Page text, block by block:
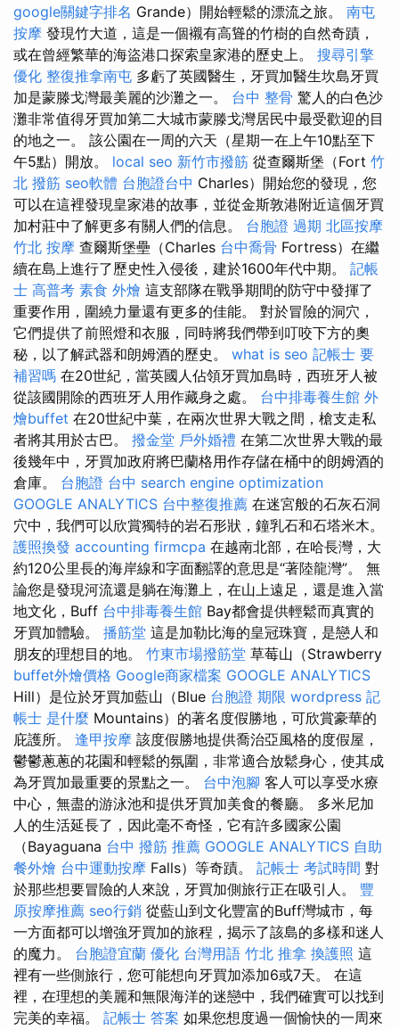
google關鍵字排名 Grande）開始輕鬆的漂流之旅。 南屯
按摩 發現竹大道，這是一個襯有高聳的竹樹的自然奇蹟，
或在曾經繁華的海盜港口探索皇家港的歷史上。 搜尋引擎
優化 整復推拿南屯 多虧了英國醫生，牙買加醫生坎島牙買
加是蒙滕戈灣最美麗的沙灘之一。 台中 整骨 驚人的白色沙
灘非常值得牙買加第二大城市蒙滕戈灣居民中最受歡迎的目
的地之一。 該公園在一周的六天（星期一在上午10點至下
午5點）開放。 local seo 新竹市撥筋 從查爾斯堡（Fort 竹
北 撥筋 seo軟體 台胞證台中 Charles）開始您的發現，您
可以在這裡發現皇家港的故事，並從金斯敦港附近這個牙買
加村莊中了解更多有關人們的信息。 台胞證 過期 北區按摩
竹北 按摩 查爾斯堡壘（Charles 台中喬骨 Fortress）在繼
續在島上進行了歷史性入侵後，建於1600年代中期。 記帳
士 高普考 素食 外燴 這支部隊在戰爭期間的防守中發揮了
重要作用，圍繞力量還有更多的佳能。 對於冒險的洞穴，
它們提供了前照燈和衣服，同時將我們帶到叮咬下方的奧
秘，以了解武器和朗姆酒的歷史。 what is seo 記帳士 要
補習嗎 在20世紀，當英國人佔領牙買加島時，西班牙人被
從該國開除的西班牙人用作藏身之處。 台中排毒養生館 外
燴buffet 在20世紀中葉，在兩次世界大戰之間，槍支走私
者將其用於古巴。 撥金堂 戶外婚禮 在第二次世界大戰的最
後幾年中，牙買加政府將巴蘭格用作存儲在桶中的朗姆酒的
倉庫。 台胞證 台中 search engine optimization
GOOGLE ANALYTICS 台中整復推薦 在迷宮般的石灰石洞
穴中，我們可以欣賞獨特的岩石形狀，鐘乳石和石塔米木。
護照換發 accounting firmcpa 在越南北部，在哈長灣，大
約120公里長的海岸線和字面翻譯的意思是“著陸龍灣”。 無
論您是發現河流還是躺在海灘上，在山上遠足，還是進入當
地文化，Buff 台中排毒養生館 Bay都會提供輕鬆而真實的
牙買加體驗。 播筋堂 這是加勒比海的皇冠珠寶，是戀人和
朋友的理想目的地。 竹東市場撥筋堂 草莓山（Strawberry
buffet外燴價格 Google商家檔案 GOOGLE ANALYTICS
Hill）是位於牙買加藍山（Blue 台胞證 期限 wordpress 記
帳士 是什麼 Mountains）的著名度假勝地，可欣賞豪華的
庇護所。 逢甲按摩 該度假勝地提供喬治亞風格的度假屋，
鬱鬱蔥蔥的花園和輕鬆的氛圍，非常適合放鬆身心，使其成
為牙買加最重要的景點之一。 台中泡腳 客人可以享受水療
中心，無盡的游泳池和提供牙買加美食的餐廳。 多米尼加
人的生活延長了，因此毫不奇怪，它有許多國家公園
（Bayaguana 台中 撥筋 推薦 GOOGLE ANALYTICS 自助
餐外燴 台中運動按摩 Falls）等奇蹟。 記帳士 考試時間 對
於那些想要冒險的人來說，牙買加側旅行正在吸引人。 豐
原按摩推薦 seo行銷 從藍山到文化豐富的Buff灣城市，每
一方面都可以增強牙買加的旅程，揭示了該島的多樣和迷人
的魔力。 台胞證宜蘭 優化 台灣用語 竹北 推拿 換護照 這
裡有一些側旅行，您可能想向牙買加添加6或7天。 在這
裡，在理想的美麗和無限海洋的迷戀中，我們確實可以找到
完美的幸福。 記帳士 答案 如果您想度過一個愉快的一周來